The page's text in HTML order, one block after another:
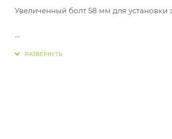
Увеличенный болт 58 мм для